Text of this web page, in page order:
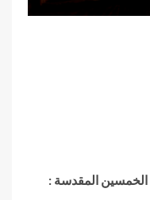
الخمسين المقدسة :